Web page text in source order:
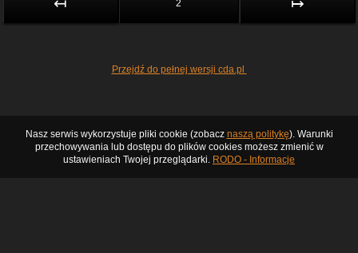
2
Przejdź do pełnej wersji cda.pl
Nasz serwis wykorzystuje pliki cookie (zobacz naszą politykę). Warunki
przechowywania lub dostępu do plików cookies możesz zmienić w
ustawieniach Twojej przeglądarki. RODO - Informacje